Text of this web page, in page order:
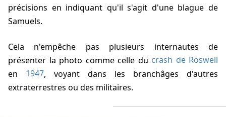
précisions en indiquant qu'il s'agit d'une blague de
Samuels.
Cela n'empêche pas plusieurs internautes de
présenter la photo comme celle du crash de Roswell
en 1947, voyant dans les branchâges d'autres
extraterrestres ou des militaires.